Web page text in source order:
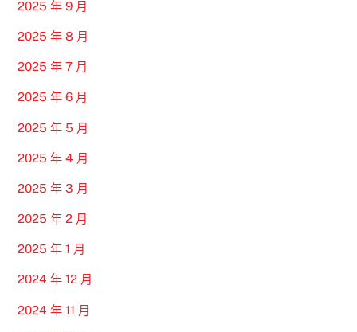
2025 年 9 月
2025 年 8 月
2025 年 7 月
2025 年 6 月
2025 年 5 月
2025 年 4 月
2025 年 3 月
2025 年 2 月
2025 年 1 月
2024 年 12 月
2024 年 11 月